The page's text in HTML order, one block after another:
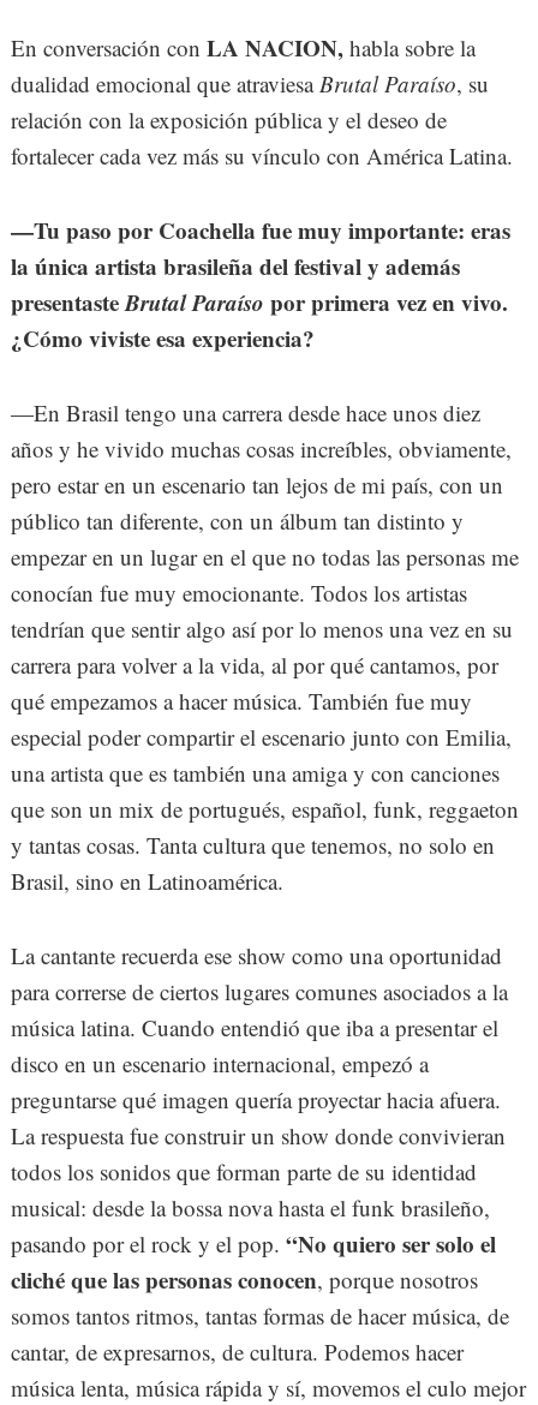
En conversación con LA NACION,habla sobre la
dualidad emocional que atraviesaBrutal Paraíso, su
relación con la exposición pública y el deseo de
fortalecer cada vez más su vínculo con América Latina.
—Tu paso por Coachella fue muy importante: eras
la única artista brasileña del festival y además
presentasteBrutal Paraíso por primera vez en vivo.
¿Cómo viviste esa experiencia?
—En Brasil tengo una carrera desde hace unos diez
años y he vivido muchas cosas increíbles, obviamente,
pero estar en un escenario tan lejos de mi país, con un
público tan diferente, con un álbum tan distinto y
empezar en un lugar en el que no todas las personas me
conocían fue muy emocionante. Todos los artistas
tendrían que sentir algo así por lo menos una vez en su
carrera para volver a la vida, al por qué cantamos, por
qué empezamos a hacer música. También fue muy
especial poder compartir el escenario junto con Emilia,
una artista que es también una amiga y con canciones
que son un mix de portugués, español, funk, reggaeton
y tantas cosas. Tanta cultura que tenemos, no solo en
Brasil, sino en Latinoamérica.
La cantante recuerda ese show como una oportunidad
para correrse de ciertos lugares comunes asociados a la
música latina. Cuando entendió que iba a presentar el
disco en un escenario internacional, empezó a
preguntarse qué imagen quería proyectar hacia afuera.
La respuesta fue construir un show donde convivieran
todos los sonidos que forman parte de su identidad
musical: desde la bossa nova hasta el funk brasileño,
pasando por el rock y el pop. “No quiero ser solo el
cliché que las personas conocen, porque nosotros
somos tantos ritmos, tantas formas de hacer música, de
cantar, de expresarnos, de cultura. Podemos hacer
música lenta, música rápida y sí, movemos el culo mejor